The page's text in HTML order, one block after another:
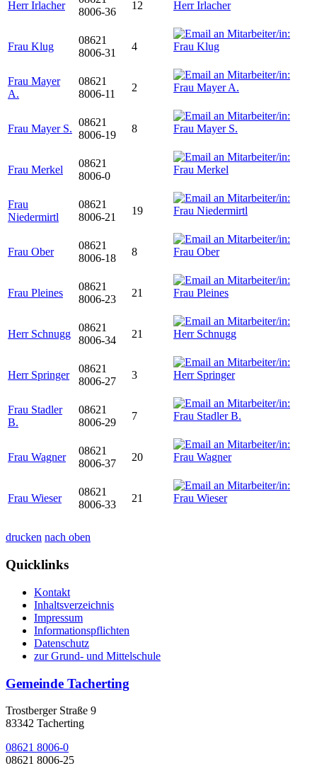
Herr Irlacher
8006-36
12
Frau Klug
08621
8006-31
4
Frau Mayer
A.
08621
8006-11
2
Frau Mayer S.
08621
8006-19
8
Frau Merkel
08621
8006-0
Frau
Niedermirtl
08621
8006-21
19
Frau Ober
08621
8006-18
8
Frau Pleines
08621
8006-23
21
Herr Schnugg
08621
8006-34
21
Herr Springer
08621
8006-27
3
Frau Stadler
B.
08621
8006-29
7
Frau Wagner
08621
8006-37
20
Frau Wieser
08621
8006-33
21
drucken nach oben
Quicklinks
Kontakt
Inhaltsverzeichnis
Impressum
Informationspflichten
Datenschutz
zur Grund- und Mittelschule
Gemeinde Tacherting
Trostberger Straße 9
83342 Tacherting
08621 8006-0
08621 8006-25